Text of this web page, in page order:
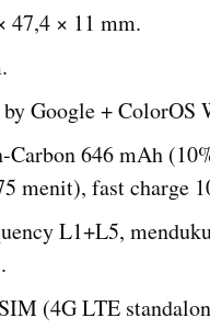
47,4 × 11 mm.
Google + ColorOS
646 mAh
menit), fast charge
L1+L5,
(4G LTE